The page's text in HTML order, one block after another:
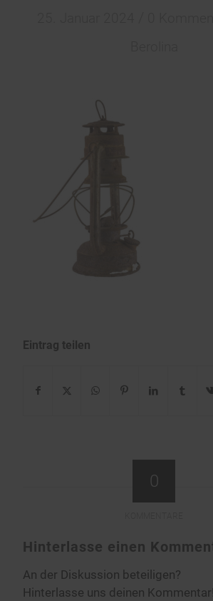
Eintrag teilen
0
Hinterlasse einen
An der Diskussion beteiligen?
Hinterlasse uns deinen Kommentar!